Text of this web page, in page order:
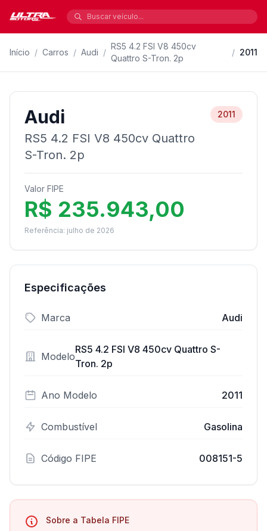
Início / Carros / Audi /
RS5 4.2 FSI V8 450cv
Quattro S-Tron. 2p
/ 2011
Audi
RS5 4.2 FSI V8 450cv Quattro
S-Tron. 2p
2011
Valor FIPE
R$ 235.943,00
Referência: julho de 2026
Especificações
Marca Audi
Modelo
RS5 4.2 FSI V8 450cv Quattro S-
Tron. 2p
Ano Modelo 2011
Combustível Gasolina
Código FIPE 008151-5
Sobre a Tabela FIPE